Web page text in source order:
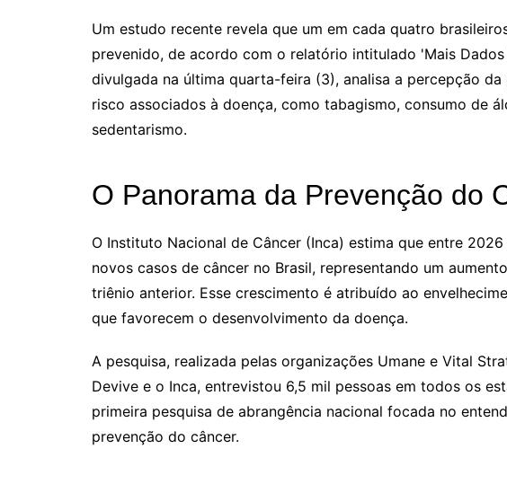
Um estudo recente revela que um em cada quatro
prevenido, de acordo com o relatório intitulado 'Mais Dados
divulgada na última quarta-feira (3), analisa a percepção
risco associados à doença, como tabagismo, consumo de
sedentarismo.
O Panorama da Prevenção do
O Instituto Nacional de Câncer (Inca) estima que entre
novos casos de câncer no Brasil, representando um
triênio anterior. Esse crescimento é atribuído ao
que favorecem o desenvolvimento da doença.
A pesquisa, realizada pelas organizações Umane e Vital
Devive e o Inca, entrevistou 6,5 mil pessoas em todos os
primeira pesquisa de abrangência nacional focada no
prevenção do câncer.